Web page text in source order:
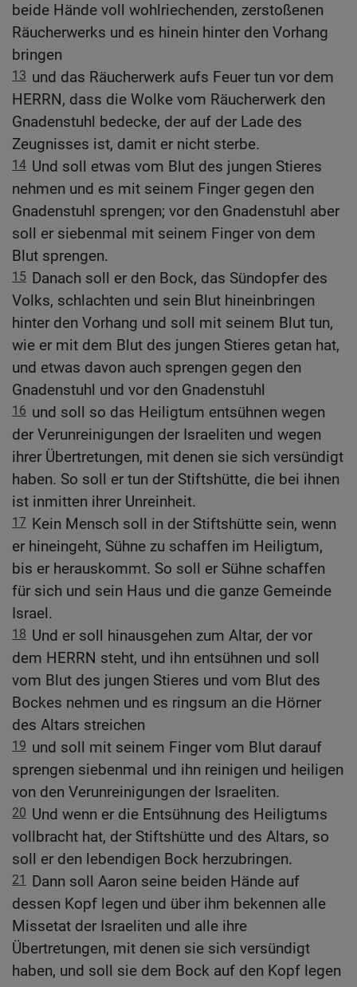
beide Hände voll wohlriechenden, zerstoßenen
Räucherwerks und es hinein hinter den Vorhang
bringen
13 und das Räucherwerk aufs Feuer tun vor dem
HERRN, dass die Wolke vom Räucherwerk den
Gnadenstuhl bedecke, der auf der Lade des
Zeugnisses ist, damit er nicht sterbe.
14 Und soll etwas vom Blut des jungen Stieres
nehmen und es mit seinem Finger gegen den
Gnadenstuhl sprengen; vor den Gnadenstuhl aber
soll er siebenmal mit seinem Finger von dem
Blut sprengen.
15 Danach soll er den Bock, das Sündopfer des
Volks, schlachten und sein Blut hineinbringen
hinter den Vorhang und soll mit seinem Blut tun,
wie er mit dem Blut des jungen Stieres getan hat,
und etwas davon auch sprengen gegen den
Gnadenstuhl und vor den Gnadenstuhl
16 und soll so das Heiligtum entsühnen wegen
der Verunreinigungen der Israeliten und wegen
ihrer Übertretungen, mit denen sie sich versündigt
haben. So soll er tun der Stiftshütte, die bei ihnen
ist inmitten ihrer Unreinheit.
17 Kein Mensch soll in der Stiftshütte sein, wenn
er hineingeht, Sühne zu schaffen im Heiligtum,
bis er herauskommt. So soll er Sühne schaffen
für sich und sein Haus und die ganze Gemeinde
Israel.
18 Und er soll hinausgehen zum Altar, der vor
dem HERRN steht, und ihn entsühnen und soll
vom Blut des jungen Stieres und vom Blut des
Bockes nehmen und es ringsum an die Hörner
des Altars streichen
19 und soll mit seinem Finger vom Blut darauf
sprengen siebenmal und ihn reinigen und heiligen
von den Verunreinigungen der Israeliten.
20 Und wenn er die Entsühnung des Heiligtums
vollbracht hat, der Stiftshütte und des Altars, so
soll er den lebendigen Bock herzubringen.
21
Dann soll Aaron seine beiden Hände auf
dessen Kopf legen und über ihm bekennen alle
Missetat der Israeliten und alle ihre
Übertretungen, mit denen sie sich versündigt
haben, und soll sie dem Bock auf den Kopf legen